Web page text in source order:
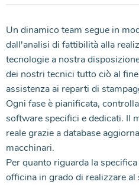
Un dinamico team segue in
dall'analisi di fattibilità alla
tecnologie a nostra
dei nostri tecnici tutto ciò al
assistenza ai reparti di
Ogni fase è pianificata,
software specifici e dedicati. Il
reale grazie a database
macchinari.
Per quanto riguarda la
officina in grado di realizzare